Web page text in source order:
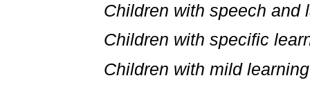
Children with speech and
Children with specific
Children with mild